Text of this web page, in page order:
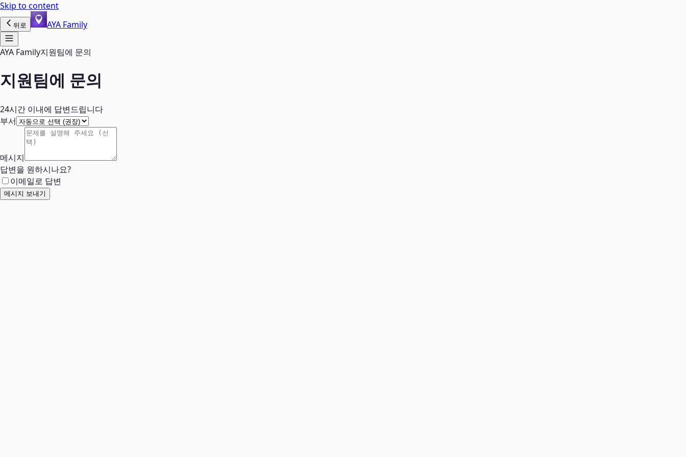
Skip to content
뒤로 AYA Family
AYA Family지원팀에 문의
지원팀에 문의
24시간 이내에 답변드립니다
부서
메시지
답변을 원하시나요?
이메일로 답변
메시지 보내기